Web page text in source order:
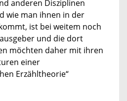
anderen Disziplinen
wie man ihnen in der
ist bei weitem noch
und die dort
möchten daher mit ihren
einer
Erzähltheorie“